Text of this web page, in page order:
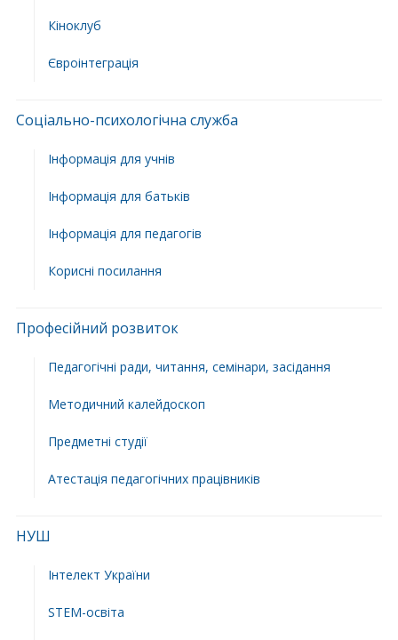
Кіноклуб
Євроінтеграція
Соціально-психологічна служба
Інформація для учнів
Інформація для батьків
Інформація для педагогів
Корисні посилання
Професійний розвиток
Педагогічні ради, читання, семінари, засідання
Методичний калейдоскоп
Предметні студії
Атестація педагогічних працівників
НУШ
Інтелект України
STEM-освіта